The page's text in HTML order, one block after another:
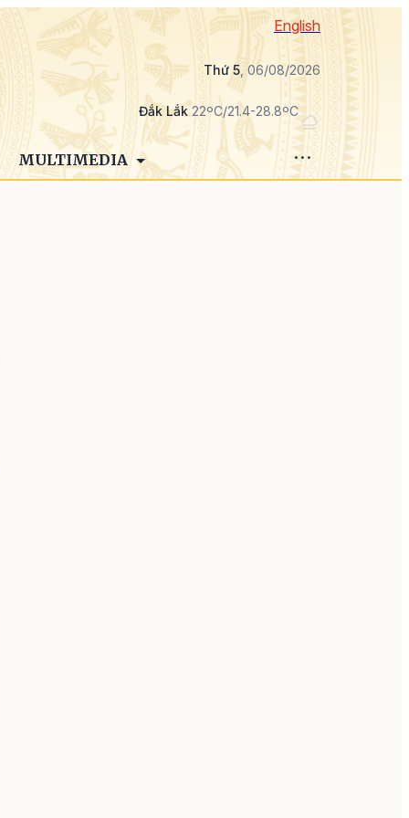
English
Thứ 5, 06/08/2026
Đắk Lắk22ºC/21.4-28.8ºC
MULTIMEDIA